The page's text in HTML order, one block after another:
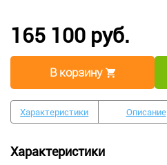
165 100 руб.
В корзину
Характеристики Описание
Характеристики